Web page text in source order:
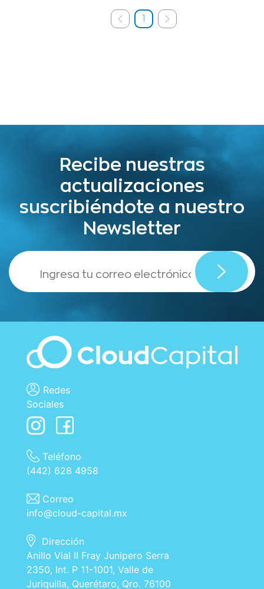
1
Recibe nuestras
actualizaciones
suscribiéndote a nuestro
Newsletter
,
Redes
Sociales
Teléfono
(442) 628 4958
Correo
info@cloud-capital.mx
Dirección
Anillo Vial II Fray Junipero Serra
2350, Int. P 11-1001, Valle de
Juriquilla, Querétaro, Qro. 76100